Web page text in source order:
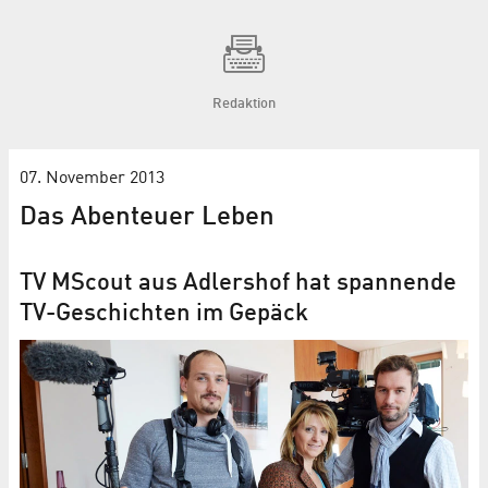
Redaktion
07. November 2013
Das Abenteuer Leben
TV MScout aus Adlershof hat spannende
TV-Geschichten im Gepäck